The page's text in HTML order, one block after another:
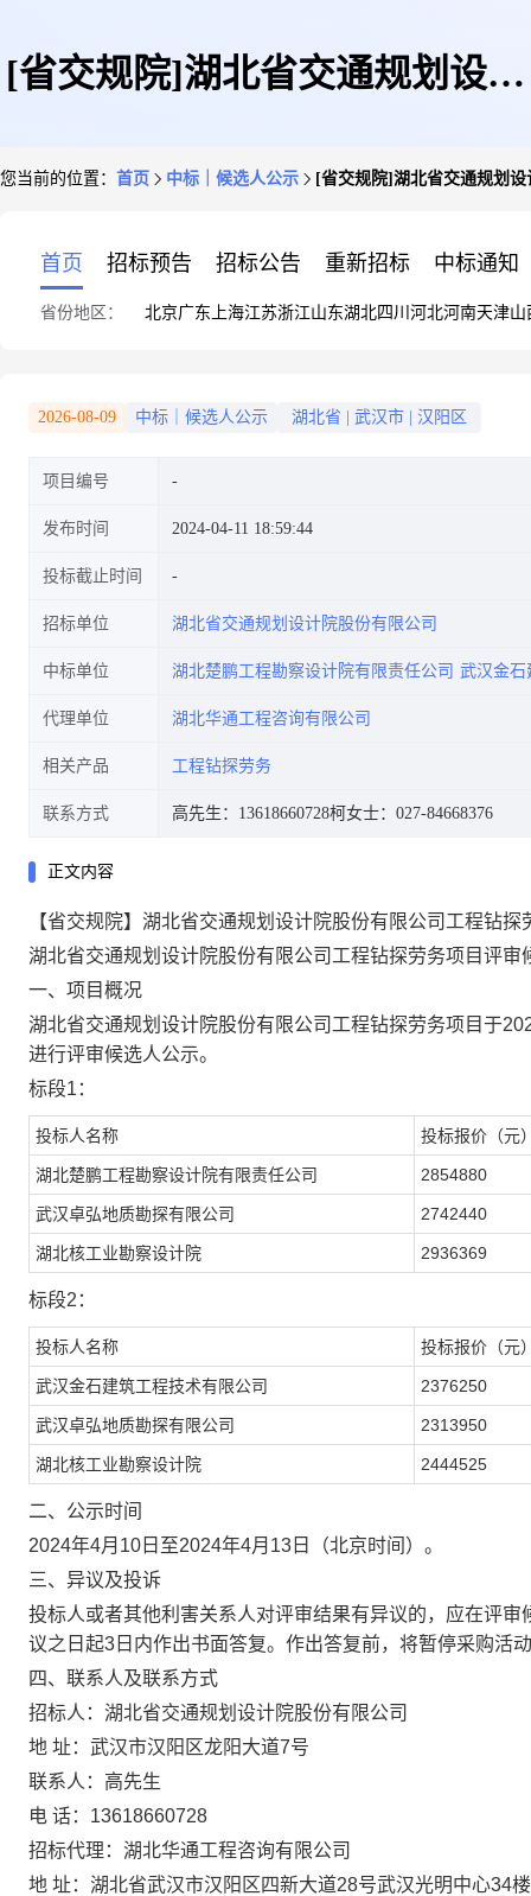
[省交规院]湖北省交通规划设计
您当前的位置： 首页 中标｜候选人公示 [省交规院]湖北省交通规划
首页 招标预告 招标公告 重新招标 中标通知
省份地区： 北京广东 上海江苏浙江山东湖北四川 河北河南天津山
2026-08-09 中标｜候选人公示 湖北省 武汉市 汉阳区
项目编号
发布时间 2024-04-11 18:59:44
投标截止时间
招标单位 湖北省交通规划设计院股份有限公司
中标单位 湖北楚鹏工程勘察设计院有限责任公司 武汉金石
代理单位 湖北华通工程咨询有限公司
相关产品 工程钻探劳务
联系方式 高先生：13618660728柯女士：027-84668376
正文内容
【省交规院】湖北省交通规划设计院股份有限公司工程钻
湖北省交通规划设计院股份有限公司工程钻探劳务项目评审
一、项目概况
湖北省交通规划设计院股份有限公司工程钻探劳务项目于
进行评审候选人公示。
标段1：
投标人名称 投标报价（元
湖北楚鹏工程勘察设计院有限责任公司 2854880
武汉卓弘地质勘探有限公司 2742440
湖北核工业勘察设计院 2936369
标段2：
投标人名称 投标报价（元
武汉金石建筑工程技术有限公司 2376250
武汉卓弘地质勘探有限公司 2313950
湖北核工业勘察设计院 2444525
二、公示时间
2024年4月 10 日至2024年4月 13 日（北京时间）。
三、异议及投诉
投标人或者其他利害关系人对评审结果有异议的，应在评审
议之日起3日内作出书面答复。作出答复前，将暂停采购活
四、联系人及联系方式
招标人：湖北省交通规划设计院股份有限公司
地 址：武汉市汉阳区龙阳大道7号
联系人：高先生
电 话： 13618660728
招标代理：湖北华通工程咨询有限公司
地 址：湖北省武汉市汉阳区四新大道28号武汉光明中心34楼